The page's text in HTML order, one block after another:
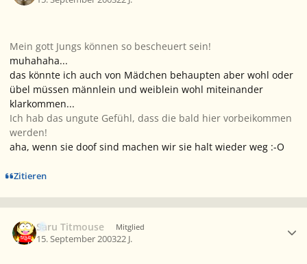
Mein gott Jungs können so bescheuert sein!
muhahaha...
das könnte ich auch von Mädchen behaupten aber wohl oder
übel müssen männlein und weiblein wohl miteinander
klarkommen...
Ich hab das ungute Gefühl, dass die bald hier vorbeikommen
werden!
aha, wenn sie doof sind machen wir sie halt wieder weg :-O
Zitieren
Saru Titmouse Mitglied
15. September 200322 J.